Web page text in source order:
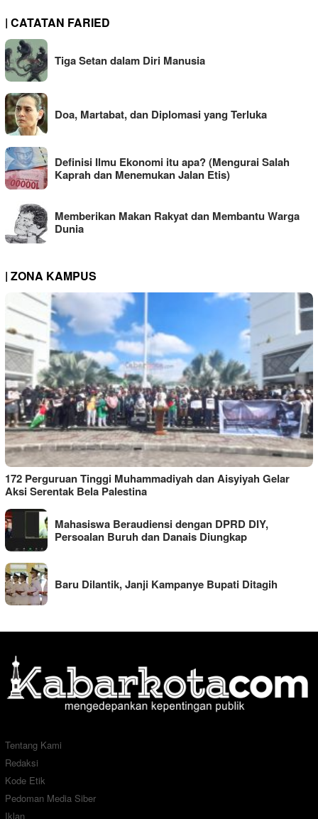
| CATATAN FARIED
Tiga Setan dalam Diri Manusia
Doa, Martabat, dan Diplomasi yang Terluka
Definisi Ilmu Ekonomi itu apa? (Mengurai Salah
Kaprah dan Menemukan Jalan Etis)
Memberikan Makan Rakyat dan Membantu Warga
Dunia
| ZONA KAMPUS
172 Perguruan Tinggi Muhammadiyah dan Aisyiyah Gelar
Aksi Serentak Bela Palestina
Mahasiswa Beraudiensi dengan DPRD DIY,
Persoalan Buruh dan Danais Diungkap
Baru Dilantik, Janji Kampanye Bupati Ditagih
Tentang Kami
Redaksi
Kode Etik
Pedoman Media Siber
Iklan